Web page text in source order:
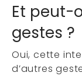
Et peut-
gestes ?
Oui, cette
d’autres